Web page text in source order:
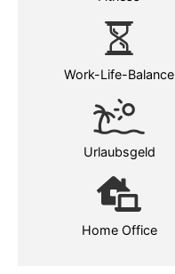
Work-Life-Balance
Urlaubsgeld
Home Office